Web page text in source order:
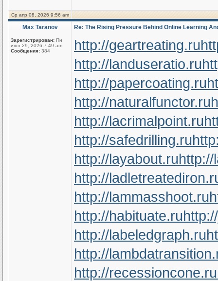
Ср апр 08, 2026 9:56 am
Max Taranov
Зарегистрирован: Пн
июн 29, 2026 7:49 am
Сообщения: 384
Re: The Rising Pressure Behind Online Learning
http://geartreating.ru
http://landuseratio.ru
http://papercoating.ru
http://naturalfunctor.ru
http://lacrimalpoint.ru
http://safedrilling.ru
http://layabout.ru
http://
http://lammasshoot.ru
http://habituate.ru
http://labeledgraph.ru
http://
http://recessioncone.ru